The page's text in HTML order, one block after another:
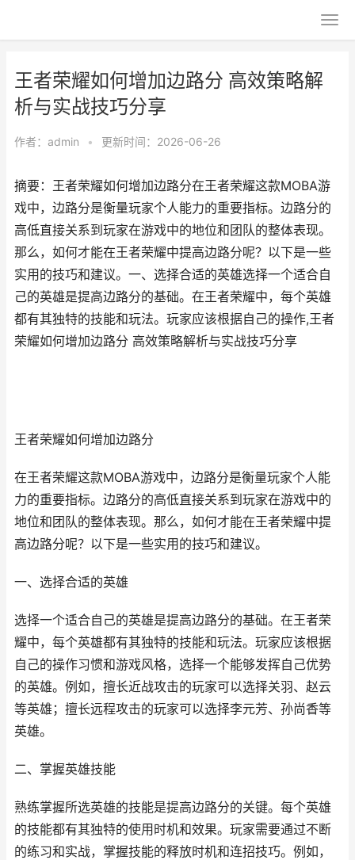
王者荣耀如何增加边路分 高效策略解
析与实战技巧分享
作者： admin • 更新时间：2026-06-26
摘要：王者荣耀如何增加边路分在王者荣耀这款MOBA游
戏中，边路分是衡量玩家个人能力的重要指标。边路分的
高低直接关系到玩家在游戏中的地位和团队的整体表现。
那么，如何才能在王者荣耀中提高边路分呢？以下是一些
实用的技巧和建议。一、选择合适的英雄选择一个适合自
己的英雄是提高边路分的基础。在王者荣耀中，每个英雄
都有其独特的技能和玩法。玩家应该根据自己的操作,王者
荣耀如何增加边路分 高效策略解析与实战技巧分享
王者荣耀如何增加边路分
在王者荣耀这款MOBA游戏中，边路分是衡量玩家个人能
力的重要指标。边路分的高低直接关系到玩家在游戏中的
地位和团队的整体表现。那么，如何才能在王者荣耀中提
高边路分呢？以下是一些实用的技巧和建议。
一、选择合适的英雄
选择一个适合自己的英雄是提高边路分的基础。在王者荣
耀中，每个英雄都有其独特的技能和玩法。玩家应该根据
自己的操作习惯和游戏风格，选择一个能够发挥自己优势
的英雄。例如，擅长近战攻击的玩家可以选择关羽、赵云
等英雄；擅长远程攻击的玩家可以选择李元芳、孙尚香等
英雄。
二、掌握英雄技能
熟练掌握所选英雄的技能是提高边路分的关键。每个英雄
的技能都有其独特的使用时机和效果。玩家需要通过不断
的练习和实战，掌握技能的释放时机和连招技巧。例如，